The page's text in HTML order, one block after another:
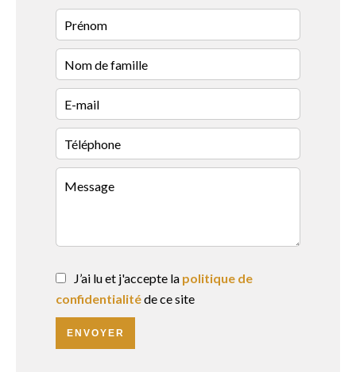
J’ai lu et j'accepte la politique de
confidentialitéde ce site
ENVOYER